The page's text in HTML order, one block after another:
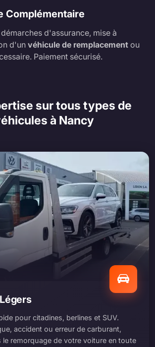
Complémentaire
d'assurance, mise à
d'un véhicule de remplacement ou
Paiement sécurisé.
sur tous types de
à Nancy
pour citadines, berlines et SUV.
accident ou erreur de carburant,
le remorquage de votre voiture en toute